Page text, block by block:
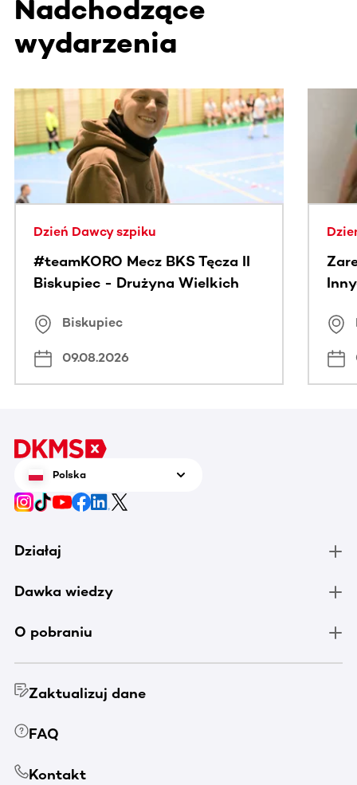
Nadchodzące
wydarzenia
Ta sekcja zawiera treści przewijane w poziomie. Użyj
Dzień Dawcy szpiku
#teamKORO Mecz BKS Tęcza II
Biskupiec - Drużyna Wielkich
Biskupiec
09.08.2026
Polska
Działaj
Dawka wiedzy
O pobraniu
Zaktualizuj dane
FAQ
Kontakt